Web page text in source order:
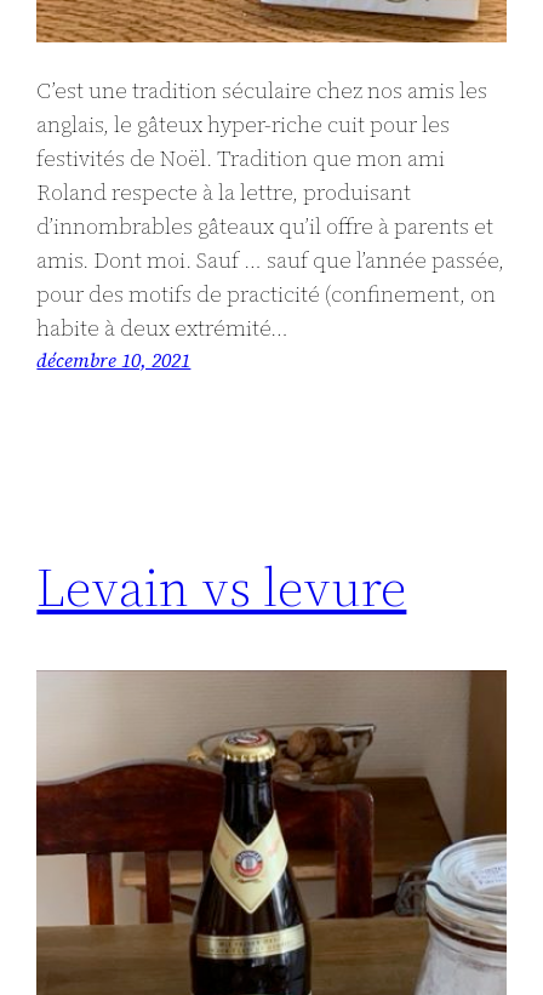
C’est une tradition séculaire chez nos amis les
anglais, le gâteux hyper-riche cuit pour les
festivités de Noël. Tradition que mon ami
Roland respecte à la lettre, produisant
d’innombrables gâteaux qu’il offre à parents et
amis. Dont moi. Sauf … sauf que l’année passée,
pour des motifs de practicité (confinement, on
habite à deux extrémité…
décembre 10, 2021
Levain vs levure